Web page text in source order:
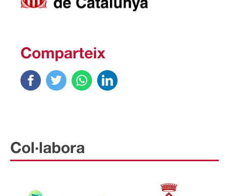
Comparteix
Col·labora